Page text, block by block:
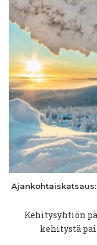
Ajankohtaiskatsaus:
Kehitysyhtiön
kehitystä